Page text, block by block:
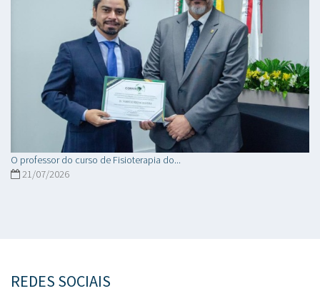
O professor do curso de Fisioterapia do...
21/07/2026
REDES SOCIAIS